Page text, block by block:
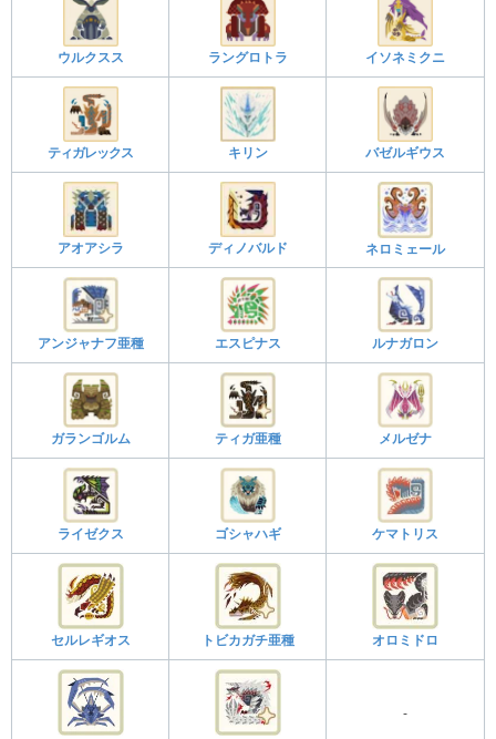
ウルクスス ラングロトラ イソネミクニ
ティガレックス キリン バゼルギウス
アオアシラ ディノバルド ネロミェール
アンジャナフ亜種 エスピナス ルナガロン
ガランゴルム ティガ亜種 メルゼナ
ライゼクス ゴシャハギ ケマトリス
セルレギオス トビカガチ亜種 オロミドロ
-